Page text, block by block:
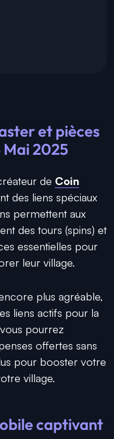
et pièces
2025
de Coin
des liens spéciaux
permettent aux
des tours (spins) et
essentielles pour
leur village.
plus agréable,
liens actifs pour la
pourrez
offertes sans
pour booster votre
village.
captivant